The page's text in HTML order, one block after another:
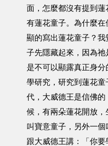
面，怎麼都沒有提到
有蓮花童子。為什麼
顯的寫出蓮花童子？
子先隱藏起來，因為
是不可以顯露真正身
學研究，研究到蓮花
代，大威德王是信佛
候，有兩朵蓮花開放
叫寶意童子，另外一
跟大威德王講：「你